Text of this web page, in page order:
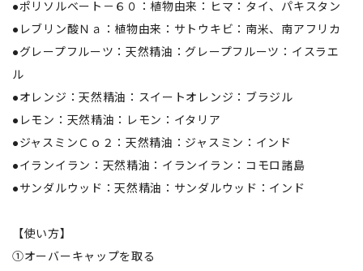
●ポリソルベート－６０：植物由来：ヒマ：タイ、パキスタン
●レブリン酸Ｎａ：植物由来：サトウキビ：南米、南アフリカ
●グレープフルーツ：天然精油：グレープフルーツ：イスラエ
ル
●オレンジ：天然精油：スイートオレンジ：ブラジル
●レモン：天然精油：レモン：イタリア
●ジャスミンＣｏ２：天然精油：ジャスミン：インド
●イランイラン：天然精油：イランイラン：コモロ諸島
●サンダルウッド：天然精油：サンダルウッド：インド
【使い方】
①オーバーキャップを取る